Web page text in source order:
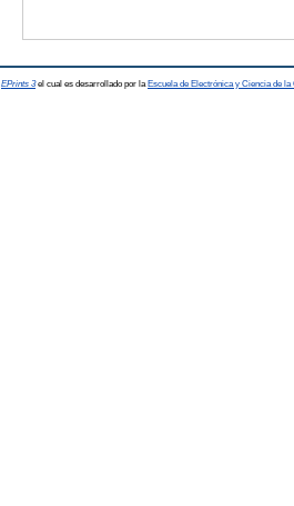
EPrints 3el cual es desarrollado por la Escuela de Electrónica y Ciencia de la